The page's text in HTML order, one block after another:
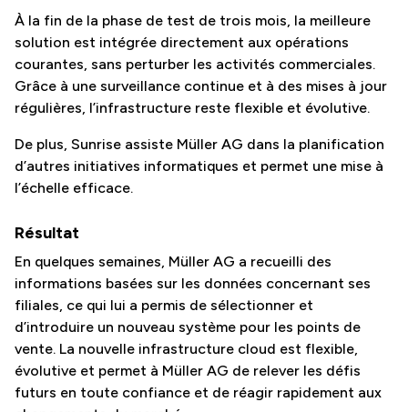
À la fin de la phase de test de trois mois, la meilleure
solution est intégrée directement aux opérations
courantes, sans perturber les activités commerciales.
Grâce à une surveillance continue et à des mises à jour
régulières, l’infrastructure reste flexible et évolutive.
De plus, Sunrise assiste Müller AG dans la planification
d’autres initiatives informatiques et permet une mise à
l’échelle efficace.
Résultat
En quelques semaines, Müller AG a recueilli des
informations basées sur les données concernant ses
filiales, ce qui lui a permis de sélectionner et
d’introduire un nouveau système pour les points de
vente. La nouvelle infrastructure cloud est flexible,
évolutive et permet à Müller AG de relever les défis
futurs en toute confiance et de réagir rapidement aux